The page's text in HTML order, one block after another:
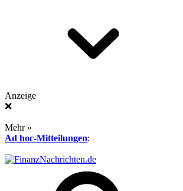
Anzeige
❌
Mehr »
Ad hoc-Mitteilungen: